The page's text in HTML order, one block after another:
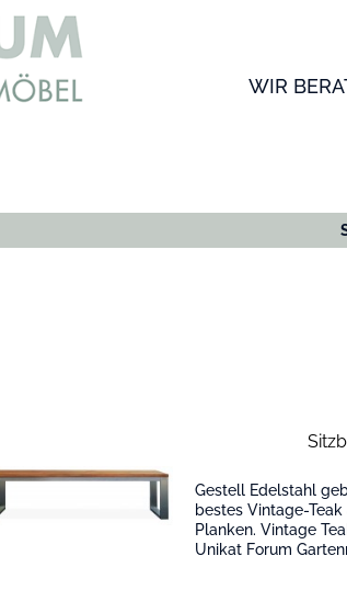
WIR
Gestell Edelstahl
bestes Vintage-
Planken. Vintage
Unikat Forum